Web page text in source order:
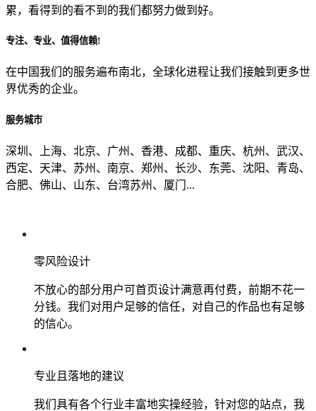
目前主要的营销渠道是？
累，看得到的看不到的我们都努力做到好。
专注、专业、值得信赖!
在中国我们的服务遍布南北，全球化进程让我们接触到更多世
界优秀的企业。
服务城市
深圳、上海、北京、广州、香港、成都、重庆、杭州、武汉、
西定、天津、苏州、南京、郑州、长沙、东莞、沈阳、青岛、
合肥、佛山、山东、台湾苏州、厦门...
零风险设计
不放心的部分用户可首页设计满意再付费，前期不花一
分钱。我们对用户足够的信任，对自己的作品也有足够
的信心。
专业且落地的建议
我们具有各个行业丰富地实操经验，针对您的站点，我